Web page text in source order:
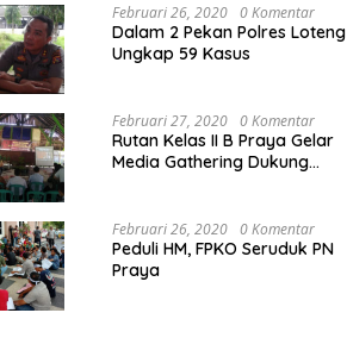
Februari 26, 2020 0 Komentar
Dalam 2 Pekan Polres Loteng
Ungkap 59 Kasus
Februari 27, 2020 0 Komentar
Rutan Kelas II B Praya Gelar
Media Gathering Dukung
Februari 26, 2020 0 Komentar
Peduli HM, FPKO Seruduk PN
Praya